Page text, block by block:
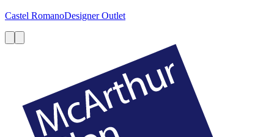
Castel RomanoDesigner Outlet